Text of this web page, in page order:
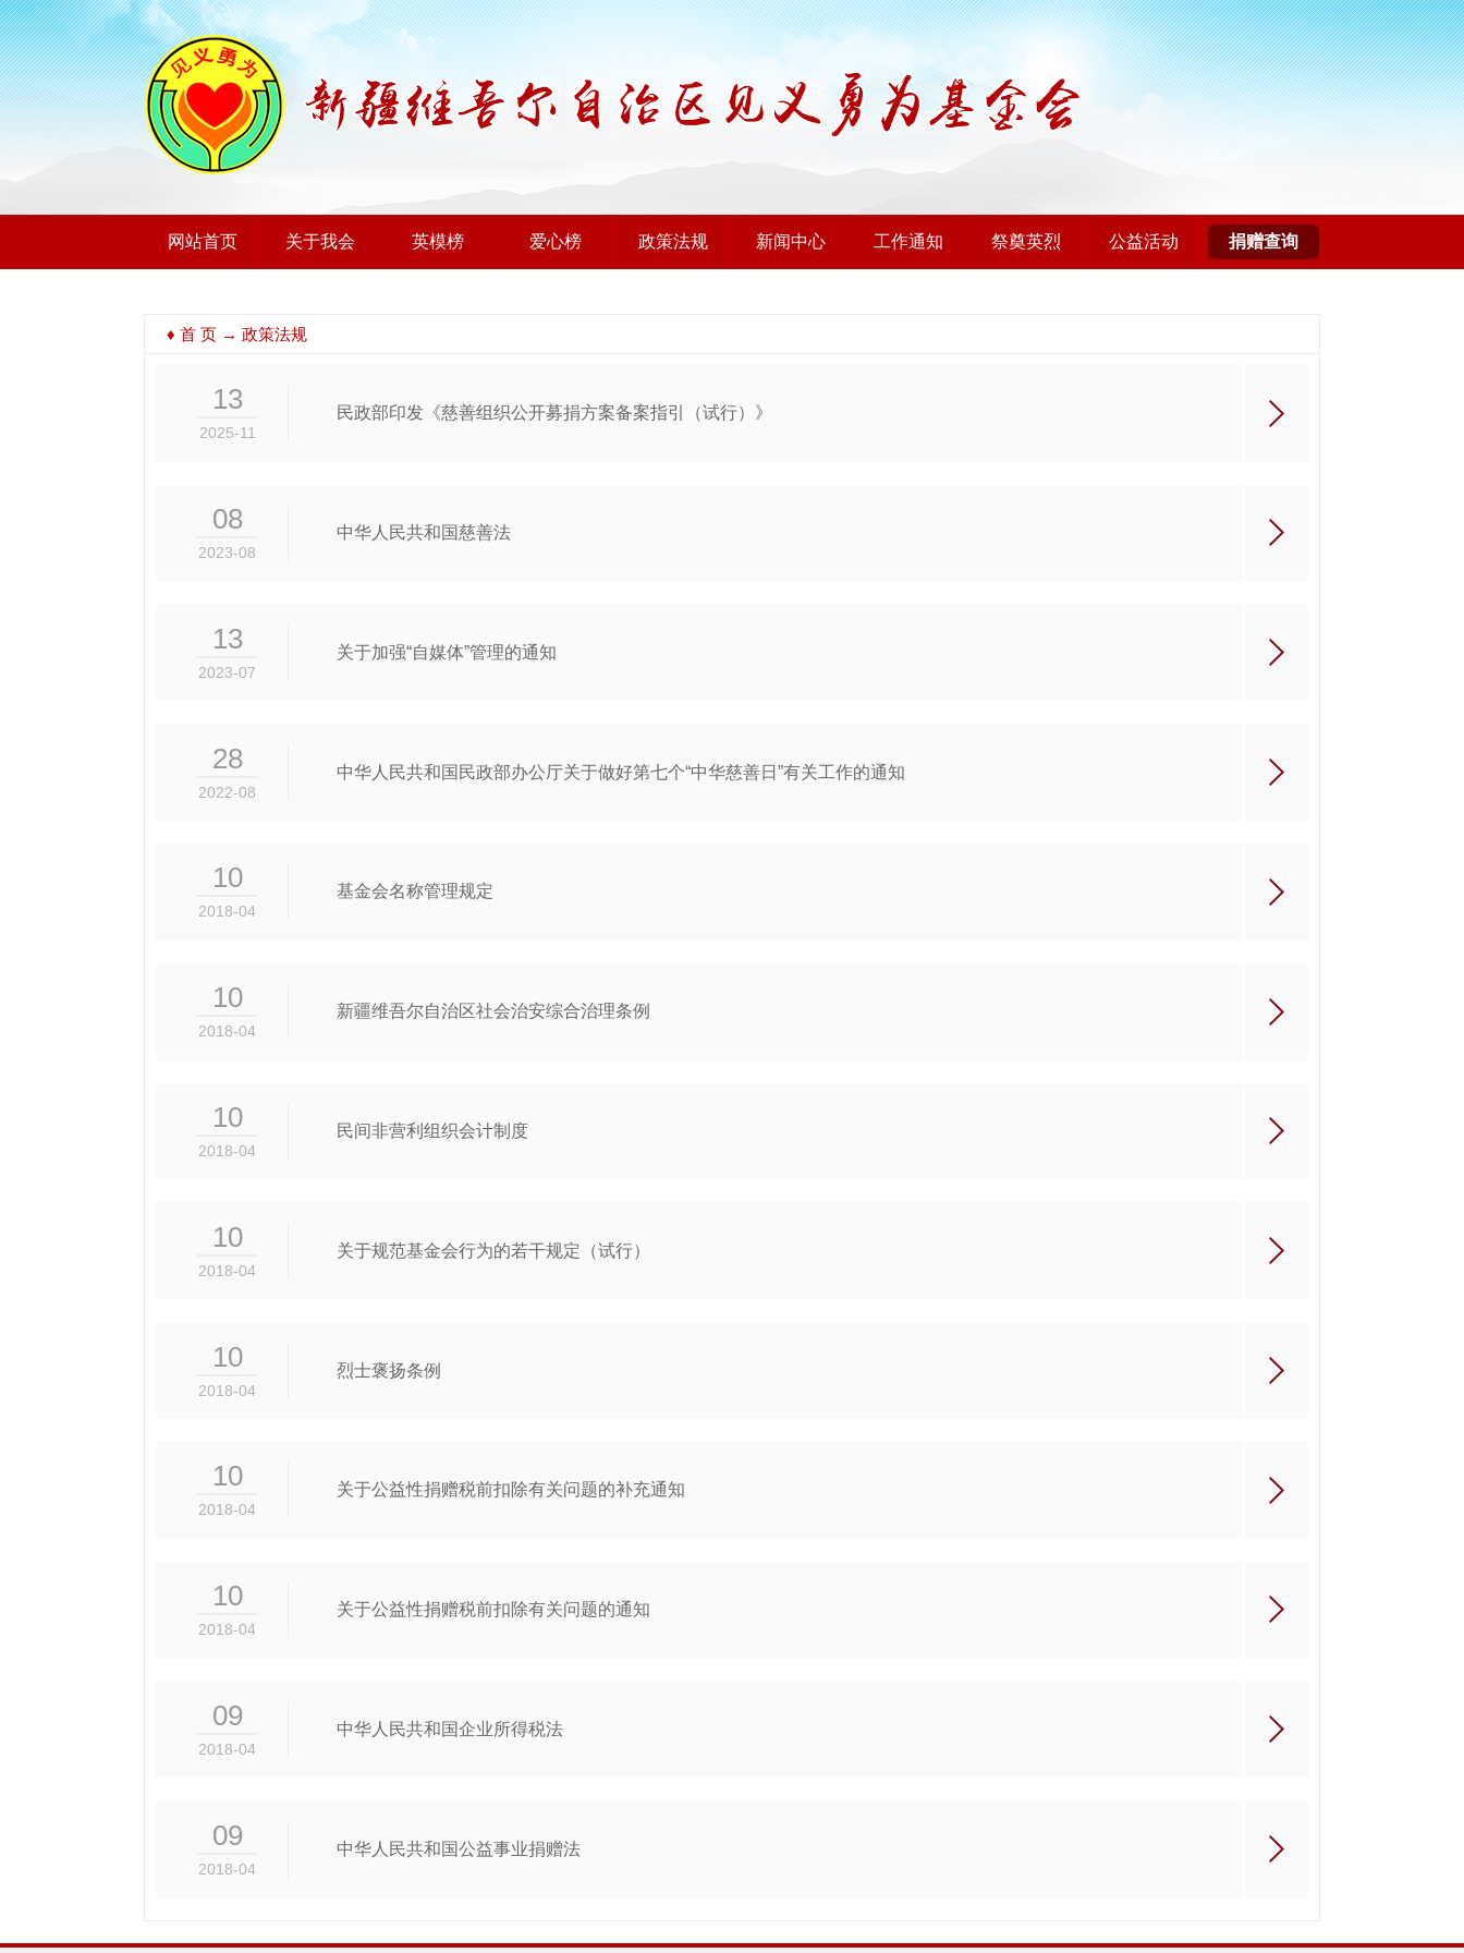
网站首页 关于我会 英模榜 爱心榜 政策法规 新闻中心 工作通知 祭奠英烈 公益活动 捐赠查询
♦ 首 页 → 政策法规
13
2025-11
民政部印发《慈善组织公开募捐方案备案指引（试行）》
08
2023-08
中华人民共和国慈善法
13
2023-07
关于加强“自媒体”管理的通知
28
2022-08
中华人民共和国民政部办公厅关于做好第七个“中华慈善日”有关工作的通知
10
2018-04
基金会名称管理规定
10
2018-04
新疆维吾尔自治区社会治安综合治理条例
10
2018-04
民间非营利组织会计制度
10
2018-04
关于规范基金会行为的若干规定（试行）
10
2018-04
烈士褒扬条例
10
2018-04
关于公益性捐赠税前扣除有关问题的补充通知
10
2018-04
关于公益性捐赠税前扣除有关问题的通知
09
2018-04
中华人民共和国企业所得税法
09
2018-04
中华人民共和国公益事业捐赠法